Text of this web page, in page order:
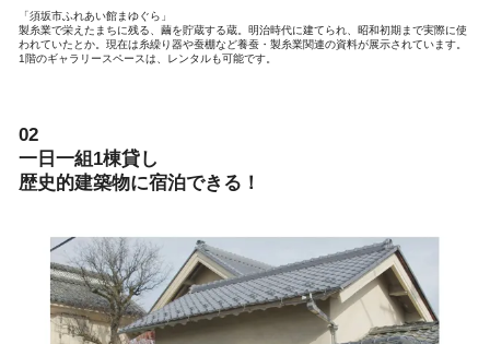
「須坂市ふれあい館まゆぐら」
製糸業で栄えたまちに残る、繭を貯蔵する蔵。明治時代に建てられ、昭和初期まで実際に使
われていたとか。現在は糸繰り器や蚕棚など養蚕・製糸業関連の資料が展示されています。
1階のギャラリースペースは、レンタルも可能です。
02
一日一組1棟貸し
歴史的建築物に宿泊できる！